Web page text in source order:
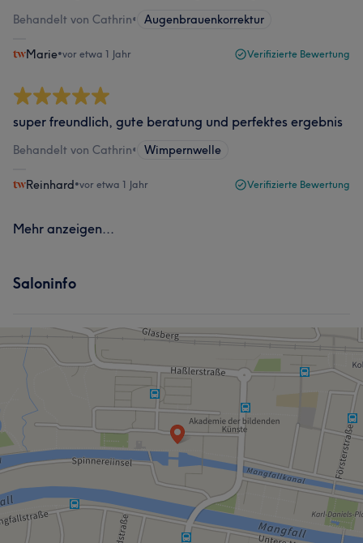
Behandelt von Cathrin• Augenbrauenkorrektur
Marie•vor etwa 1 Jahr Verifizierte Bewertung
super freundlich, gute beratung und perfektes ergebnis
Behandelt von Cathrin• Wimpernwelle
Reinhard•vor etwa 1 Jahr Verifizierte Bewertung
Mehr anzeigen...
Saloninfo